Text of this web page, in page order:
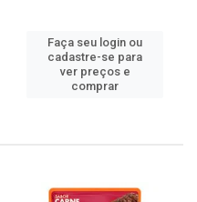
Faça seu login ou
cadastre-se para
ver preços e
comprar